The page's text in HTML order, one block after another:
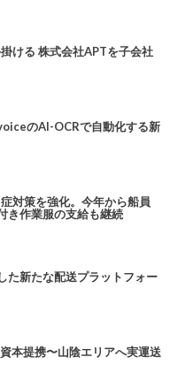
ける 株式会社APTを子会社
のAI-OCRで自動化する新
対策を強化。今年から船員
き作業服の支給も継続
新たな配送プラットフォー
本提携〜山陰エリアへ実運送